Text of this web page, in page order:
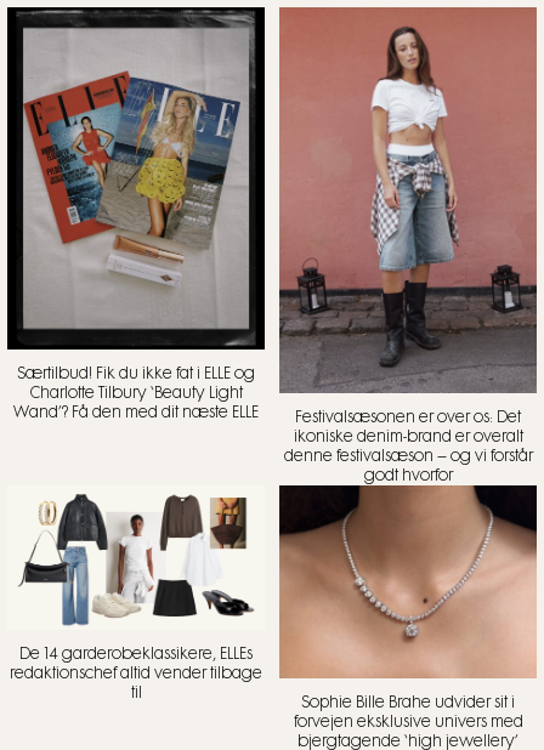
Særtilbud! Fik du ikke fat i ELLE og
Charlotte Tilbury ‘Beauty Light
Wand’? Få den med dit næste ELLE
Festivalsæsonen er over os: Det
ikoniske denim-brand er overalt
denne festivalsæson – og vi forstår
godt hvorfor
De 14 garderobeklassikere, ELLEs
redaktionschef altid vender tilbage
til
Sophie Bille Brahe udvider sit i
forvejen eksklusive univers med
bjergtagende ‘high jewellery’